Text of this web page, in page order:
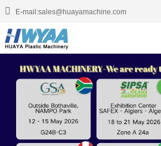
E-mail:sales@huayamachine.com